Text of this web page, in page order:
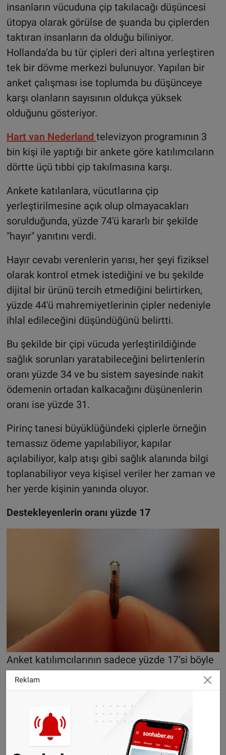
insanların vücuduna çip takılacağı düşüncesi
ütopya olarak görülse de şuanda bu çiplerden
taktıran insanların da olduğu biliniyor.
Hollanda’da bu tür çipleri deri altına yerleştiren
tek bir dövme merkezi bulunuyor. Yapılan bir
anket çalışması ise toplumda bu düşünceye
karşı olanların sayısının oldukça yüksek
olduğunu gösteriyor.
Hart van Nederland televizyon programının 3
bin kişi ile yaptığı bir ankete göre katılımcıların
dörtte üçü tıbbi çip takılmasına karşı.
Ankete katılanlara, vücutlarına çip
yerleştirilmesine açık olup olmayacakları
sorulduğunda, yüzde 74'ü kararlı bir şekilde
"hayır" yanıtını verdi.
Hayır cevabı verenlerin yarısı, her şeyi fiziksel
olarak kontrol etmek istediğini ve bu şekilde
dijital bir ürünü tercih etmediğini belirtirken,
yüzde 44'ü mahremiyetlerinin çipler nedeniyle
ihlal edileceğini düşündüğünü belirtti.
Bu şekilde bir çipi vücuda yerleştirildiğinde
sağlık sorunları yaratabileceğini belirtenlerin
oranı yüzde 34 ve bu sistem sayesinde nakit
ödemenin ortadan kalkacağını düşünenlerin
oranı ise yüzde 31.
Pirinç tanesi büyüklüğündeki çiplerle örneğin
temassız ödeme yapılabiliyor, kapılar
açılabiliyor, kalp atışı gibi sağlık alanında bilgi
toplanabiliyor veya kişisel veriler her zaman ve
her yerde kişinin yanında oluyor.
Destekleyenlerin oranı yüzde 17
Anket katılımcılarının sadece yüzde 17’si böyle
bir çiple yaşaya bileceğini belirtti. Tıbbi çip
takılmasına “evet” diyenler arasında en popüler
seçenek ise üzerinde kan grubu veya donör
kodunun da yer aldığı çipler. Ancak kimlik kartı
bilgilerinin de yer alması, bu grubun
desteklediği özellikler arasında yer aldı.
Reklam